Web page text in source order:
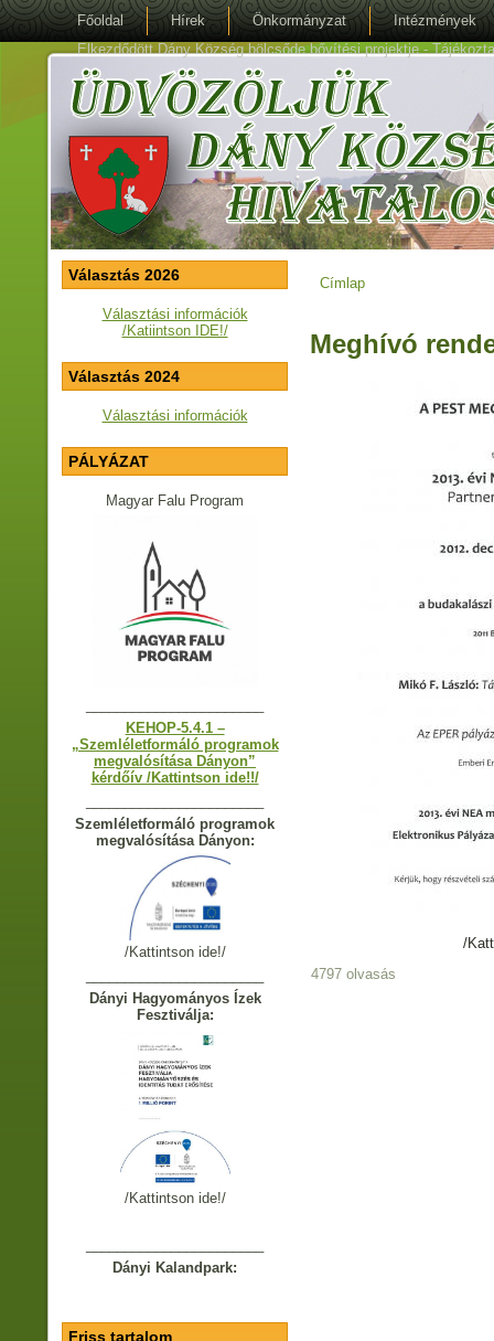
Főoldal Hírek Önkormányzat
Intézmények
Elkezdődött Dány Község bölcsőde bővítési projektje -
Választás 2026
Választási információk
/Katiintson IDE!/
Választás 2024
Választási információk
PÁLYÁZAT
Magyar Falu Program
KEHOP-5.4.1 –
„Szemléletformáló programok
megvalósítása Dányon”
kérdőív /Kattintson ide!!/
Szemléletformáló programok
megvalósítása Dányon:
/Kattintson ide!/
Dányi Hagyományos Ízek
Fesztiválja:
/Kattintson ide!/
Dányi Kalandpark:
Friss tartalom
Jelenlegi hely
Címlap
Meghívó
/
4797 olvasás